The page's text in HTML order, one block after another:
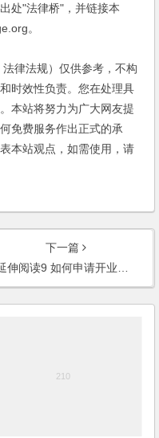
处"法律桥"，并链接本
。
律法规）仅供参考，不构
时效性负责。您在处理具
本站将努力为广大网友提
免费服务作出正式的承
本站观点，如需使用，请
下一篇
伸阅读9 如何申请开业贷款担保